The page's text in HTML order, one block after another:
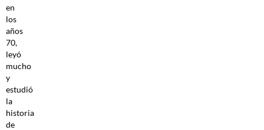
en
los
años
70,
leyó
mucho
y
estudió
la
historia
de